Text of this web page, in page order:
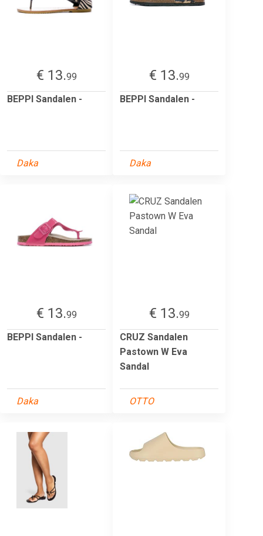
€ 13.99
BEPPI Sandalen -
Daka
€ 13.99
BEPPI Sandalen -
Daka
€ 13.99
BEPPI Sandalen -
Daka
€ 13.99
CRUZ Sandalen
Pastown W Eva
Sandal
OTTO